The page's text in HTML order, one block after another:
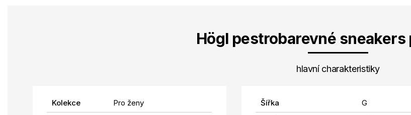
Högl pestrobarevné
hlavní charakteristiky
Kolekce
Pro ženy
Šířka
G